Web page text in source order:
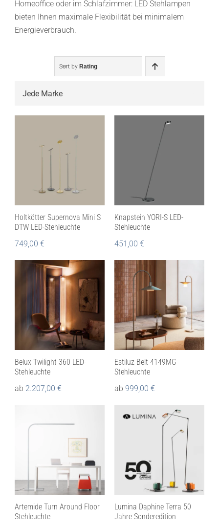
Homeoffice oder im Schlafzimmer: LED Stehlampen
bieten Ihnen maximale Flexibilität bei minimalem
Energieverbrauch.
Sort by Rating
Holtkötter Supernova Mini S
DTW LED-Stehleuchte
749,00 €
Knapstein YORI-S LED-
Stehleuchte
451,00 €
Belux Twilight 360 LED-
Stehleuchte
ab 2.207,00 €
Estiluz Belt 4149MG
Stehleuchte
ab 999,00 €
Artemide Turn Around Floor
Stehleuchte
Lumina Daphine Terra 50
Jahre Sonderedition